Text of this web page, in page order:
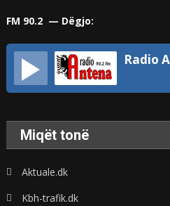
FM 90.2 — Dëgjo:
Miqët tonë
Aktuale.dk
Kbh-trafik.dk